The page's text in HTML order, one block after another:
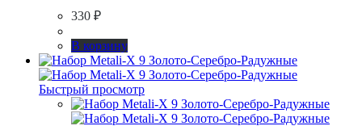
330 ₽
В корзину
Быстрый просмотр